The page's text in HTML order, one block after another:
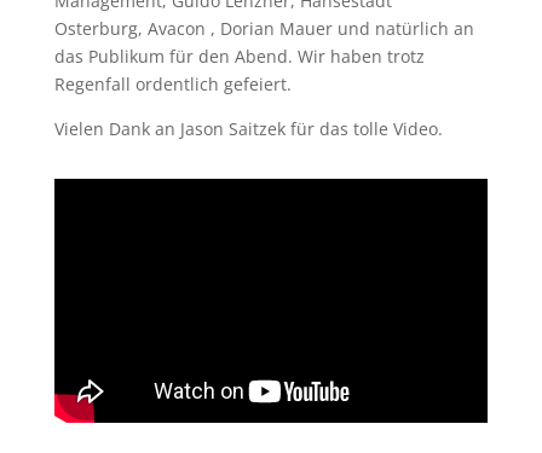
Osterburg, Avacon , Dorian Mauer und natürlich an
das Publikum für den Abend. Wir haben trotz
Regenfall ordentlich gefeiert.
Vielen Dank an Jason Saitzek für das tolle Video.